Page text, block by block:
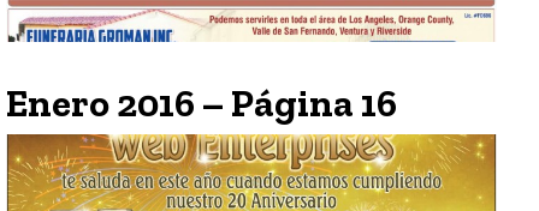
Enero 2016 – Página 16